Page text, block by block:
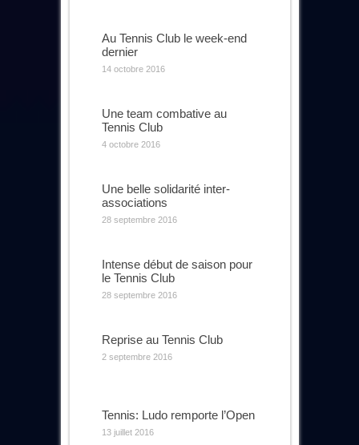
Au Tennis Club le week-end
dernier
14 octobre 2016
Une team combative au
Tennis Club
4 octobre 2016
Une belle solidarité inter-
associations
28 septembre 2016
Intense début de saison pour
le Tennis Club
28 septembre 2016
Reprise au Tennis Club
2 septembre 2016
Tennis: Ludo remporte l’Open
13 juillet 2016